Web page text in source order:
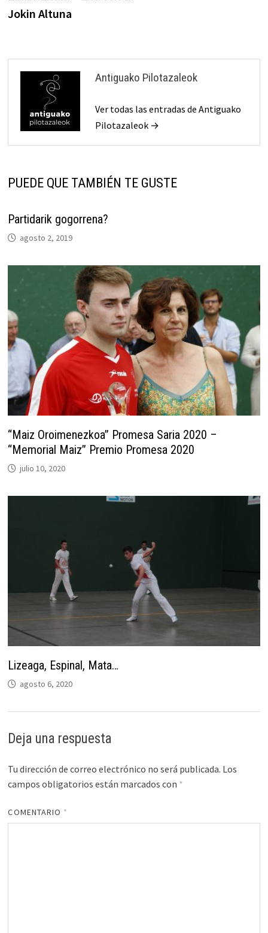
entradas
Jokin Altuna
Antiguako Pilotazaleok
Ver todas las entradas de Antiguako
Pilotazaleok →
PUEDE QUE TAMBIÉN TE GUSTE
Partidarik gogorrena?
agosto 2, 2019
“Maiz Oroimenezkoa” Promesa Saria 2020 –
“Memorial Maiz” Premio Promesa 2020
julio 10, 2020
Lizeaga, Espinal, Mata…
agosto 6, 2020
Deja una respuesta
Tu dirección de correo electrónico no será publicada. Los
campos obligatorios están marcados con *
COMENTARIO *